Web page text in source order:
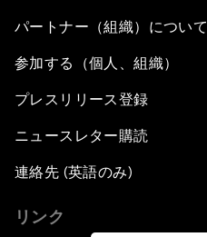
パートナー（組織）について
参加する（個人、組織）
プレスリリース登録
ニュースレター購読
連絡先 (英語のみ)
リンク